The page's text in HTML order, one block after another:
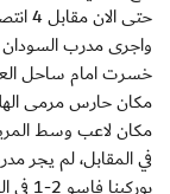
حتى الان مقابل 4 انتصارات و6 هزائم.
واجرى مدرب السودان
خسرت امام ساحل
مكان حارس مرمى
مكان لاعب وسط
في المقابل، لم يجر
بوركينا فاسو 2-1 في الجولة الاولى.